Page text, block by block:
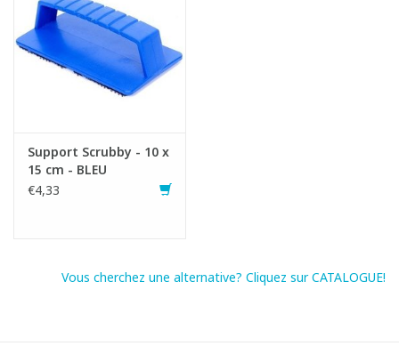
Support Scrubby - 10 x
15 cm - BLEU
€4,33
Vous cherchez une alternative? Cliquez sur CATALOGUE!